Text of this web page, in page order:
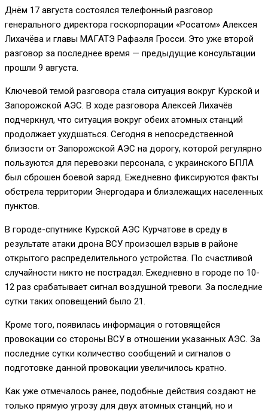
Днём 17 августа состоялся телефонный разговор
генерального директора госкорпорации «Росатом» Алексея
Лихачёва и главы МАГАТЭ Рафаэля Гросси. Это уже второй
разговор за последнее время — предыдущие консультации
прошли 9 августа.
Ключевой темой разговора стала ситуация вокруг Курской и
Запорожской АЭС. В ходе разговора Алексей Лихачёв
подчеркнул, что ситуация вокруг обеих атомных станций
продолжает ухудшаться. Сегодня в непосредственной
близости от Запорожской АЭС на дорогу, которой регулярно
пользуются для перевозки персонала, с украинского БПЛА
был сброшен боевой заряд. Ежедневно фиксируются факты
обстрела территории Энергодара и близлежащих населенных
пунктов.
В городе-спутнике Курской АЭС Курчатове в среду в
результате атаки дрона ВСУ произошел взрыв в районе
открытого распределительного устройства. По счастливой
случайности никто не пострадал. Ежедневно в городе по 10-
12 раз срабатывает сигнал воздушной тревоги. За последние
сутки таких оповещений было 21.
Кроме того, появилась информация о готовящейся
провокации со стороны ВСУ в отношении указанных АЭС. За
последние сутки количество сообщений и сигналов о
подготовке данной провокации увеличилось кратно.
Как уже отмечалось ранее, подобные действия создают не
только прямую угрозу для двух атомных станций, но и